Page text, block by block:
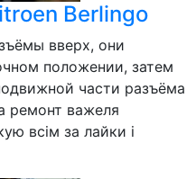
Berlingo
вверх, они
положении, затем
части разъёма
ремонт важеля
всім за лайки і